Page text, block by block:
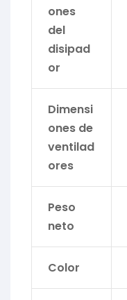
ones
del
disipad
or
Dimensi
ones de
ventilad
ores
Peso
neto
Color